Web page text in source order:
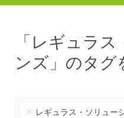
「レギュラ
ンズ」のタグ
レギュラス・ソリュー